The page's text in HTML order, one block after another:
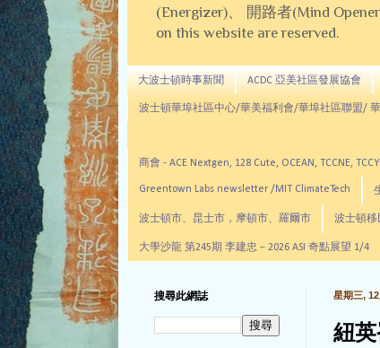
(Energizer)、 開路者(Mind
on this website are reserved.
大波士頓時事新聞 ACDC 亞美社區發展協會
波士頓華埠社區中心/華美福利會/華埠社區聯盟/
商會 - ACE Nextgen, 128 Cute, OCEAN, TCCNE,
Greentown Labs newsletter /MIT ClimateTech
波士頓市、昆士市，摩頓市、羅爾市 波士頓移
大學沙龍 第245期 李建忠－2026 ASI 奇點展望 1/4
星期三,
紐
搜尋此網誌